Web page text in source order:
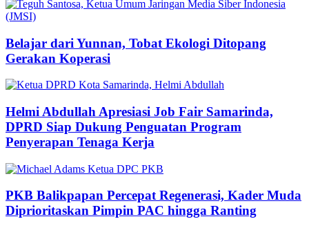
Belajar dari Yunnan, Tobat Ekologi Ditopang
Gerakan Koperasi
Helmi Abdullah Apresiasi Job Fair Samarinda,
DPRD Siap Dukung Penguatan Program
Penyerapan Tenaga Kerja
PKB Balikpapan Percepat Regenerasi, Kader Muda
Diprioritaskan Pimpin PAC hingga Ranting